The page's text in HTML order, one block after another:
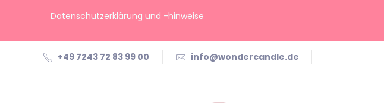
Datenschutzerklärung und -hinweise
+49 7243 72 83 99 00 info@wondercandle.de